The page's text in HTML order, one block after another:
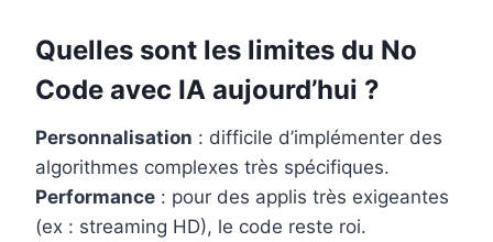
Quelles sont les limites du No
Code avec IA aujourd’hui ?
Personnalisation : difficile d’implémenter des
algorithmes complexes très spécifiques.
Performance : pour des applis très exigeantes
(ex : streaming HD), le code reste roi.